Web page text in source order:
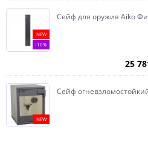
NEW
-10%
Сейф для оружия Aiko
25
NEW
Сейф